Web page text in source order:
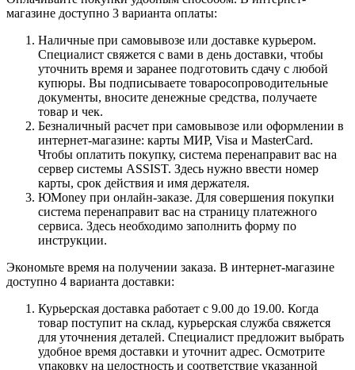
магазине доступно 3 варианта оплаты:
Наличные при самовывозе или доставке курьером.
Специалист свяжется с вами в день доставки, чтобы
уточнить время и заранее подготовить сдачу с любой
купюры. Вы подписываете товаросопроводительные
документы, вносите денежные средства, получаете
товар и чек.
Безналичный расчет при самовывозе или оформлении в
интернет-магазине: карты МИР, Visa и MasterCard.
Чтобы оплатить покупку, система перенаправит вас на
сервер системы ASSIST. Здесь нужно ввести номер
карты, срок действия и имя держателя.
ЮMoney при онлайн-заказе. Для совершения покупки
система перенаправит вас на страницу платежного
сервиса. Здесь необходимо заполнить форму по
инструкции.
Экономьте время на получении заказа. В интернет-магазине
доступно 4 варианта доставки:
Курьерская доставка работает с 9.00 до 19.00. Когда
товар поступит на склад, курьерская служба свяжется
для уточнения деталей. Специалист предложит выбрать
удобное время доставки и уточнит адрес. Осмотрите
упаковку на целостность и соответствие указанной